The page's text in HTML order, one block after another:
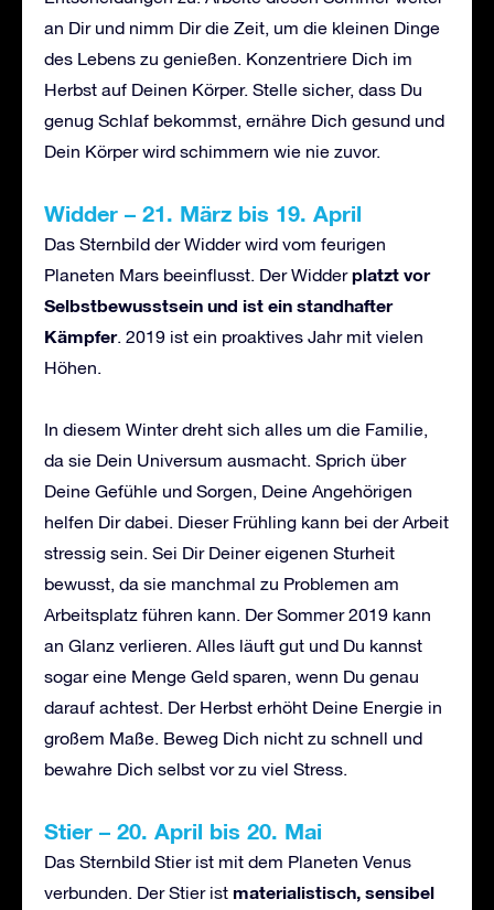
an Dir und nimm Dir die Zeit, um die kleinen Dinge
des Lebens zu genießen. Konzentriere Dich im
Herbst auf Deinen Körper. Stelle sicher, dass Du
genug Schlaf bekommst, ernähre Dich gesund und
Dein Körper wird schimmern wie nie zuvor.
Widder – 21. März bis 19. April
Das Sternbild der Widder wird vom feurigen
Planeten Mars beeinflusst. Der Widderplatzt vor
Selbstbewusstsein und ist ein standhafter
Kämpfer. 2019 ist ein proaktives Jahr mit vielen
Höhen.
In diesem Winter dreht sich alles um die Familie,
da sie Dein Universum ausmacht. Sprich über
Deine Gefühle und Sorgen, Deine Angehörigen
helfen Dir dabei. Dieser Frühling kann bei der Arbeit
stressig sein. Sei Dir Deiner eigenen Sturheit
bewusst, da sie manchmal zu Problemen am
Arbeitsplatz führen kann. Der Sommer 2019 kann
an Glanz verlieren. Alles läuft gut und Du kannst
sogar eine Menge Geld sparen, wenn Du genau
darauf achtest. Der Herbst erhöht Deine Energie in
großem Maße. Beweg Dich nicht zu schnell und
bewahre Dich selbst vor zu viel Stress.
Stier – 20. April bis 20. Mai
Das Sternbild Stier ist mit dem Planeten Venus
verbunden. Der Stier ist materialistisch, sensibel